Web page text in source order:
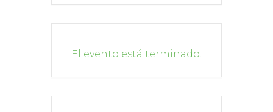
El evento está terminado.